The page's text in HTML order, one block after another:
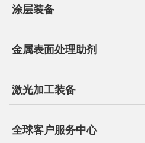
涂层装备
金属表面处理助剂
激光加工装备
全球客户服务中心